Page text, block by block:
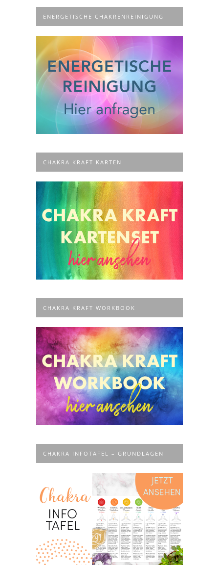
ENERGETISCHE CHAKRENREINIGUNG
CHAKRA KRAFT KARTEN
CHAKRA KRAFT WORKBOOK
CHAKRA INFOTAFEL – GRUNDLAGEN